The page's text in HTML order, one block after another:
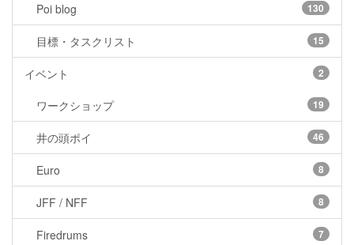
Poi blog 130
目標・タスクリスト 15
イベント 2
ワークショップ 19
井の頭ポイ 46
Euro 8
JFF / NFF 8
Firedrums 7